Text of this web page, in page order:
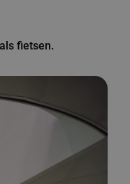
fietsen.